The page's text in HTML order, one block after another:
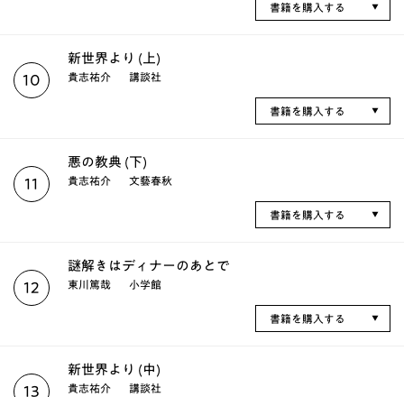
書籍を購入する
10
新世界より (上)
貴志祐介 講談社
書籍を購入する
11
悪の教典 (下)
貴志祐介 文藝春秋
書籍を購入する
12
謎解きはディナーのあとで
東川篤哉 小学館
書籍を購入する
13
新世界より (中)
貴志祐介 講談社